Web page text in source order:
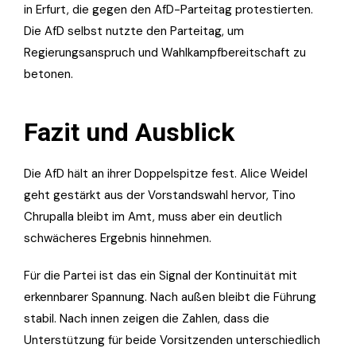
in Erfurt, die gegen den AfD-Parteitag protestierten.
Die AfD selbst nutzte den Parteitag, um
Regierungsanspruch und Wahlkampfbereitschaft zu
betonen.
Fazit und Ausblick
Die AfD hält an ihrer Doppelspitze fest. Alice Weidel
geht gestärkt aus der Vorstandswahl hervor, Tino
Chrupalla bleibt im Amt, muss aber ein deutlich
schwächeres Ergebnis hinnehmen.
Für die Partei ist das ein Signal der Kontinuität mit
erkennbarer Spannung. Nach außen bleibt die Führung
stabil. Nach innen zeigen die Zahlen, dass die
Unterstützung für beide Vorsitzenden unterschiedlich